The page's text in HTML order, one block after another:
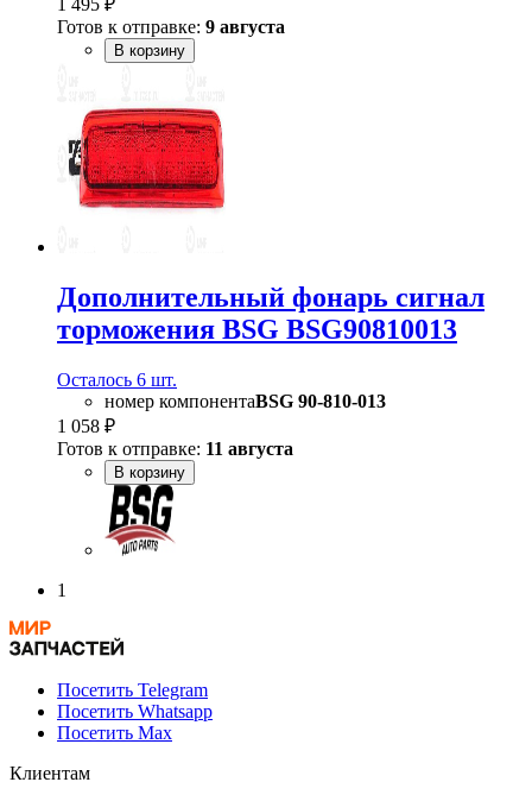
1 495 ₽
Готов к отправке: 9 августа
В корзину
Дополнительный фонарь сигнал
торможения BSG BSG90810013
Осталось 6 шт.
номер компонентаBSG 90-810-013
1 058 ₽
Готов к отправке: 11 августа
В корзину
1
Посетить Telegram
Посетить Whatsapp
Посетить Max
Клиентам